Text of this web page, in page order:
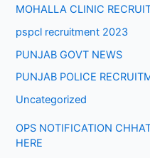
MOHALLA CLINIC
pspcl recruitment 2023
PUNJAB GOVT NEWS
PUNJAB POLICE
Uncategorized
OPS NOTIFICATION
HERE